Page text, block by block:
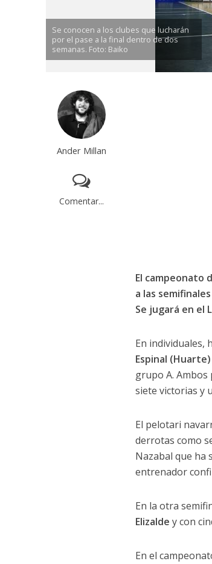
Se conocen a los clubes que lucharán
por el pase a la final dentro de dos
semanas. Foto: Baiko
Ander Millan
Comentar...
El campeonato
a las
Se jugará en el
En individuales,
Espinal (Huarte)
grupo A.
siete victorias y
El pelotari
derrotas como
Nazabal que ha
entrenador
En la otra
Elizalde y con
En el